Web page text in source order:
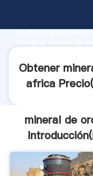
de investigación
clientes.
Obtener
africa Precio(
mineral de
Introducción(